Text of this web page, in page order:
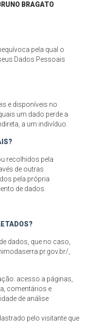
BRAGATO
pela qual o
Dados Pessoais
e disponíveis no
um dado perde a
a um indivíduo.
recolhidos pela
de outras
pela própria
de dados.
dados, que no caso,
,
acesso a páginas,
comentários e
de análise
pelo visitante que